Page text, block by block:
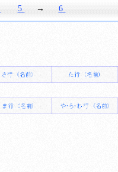
5 → 6